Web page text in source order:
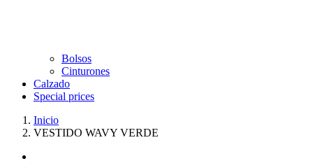
Bolsos
Cinturones
Calzado
Special prices
Inicio
VESTIDO WAVY VERDE